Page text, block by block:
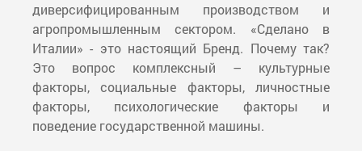
диверсифицированным производством и
агропромышленным сектором. «Сделано в
Италии» - это настоящий Бренд. Почему так?
Это вопрос комплексный – культурные
факторы, социальные факторы, личностные
факторы, психологические факторы и
поведение государственной машины.